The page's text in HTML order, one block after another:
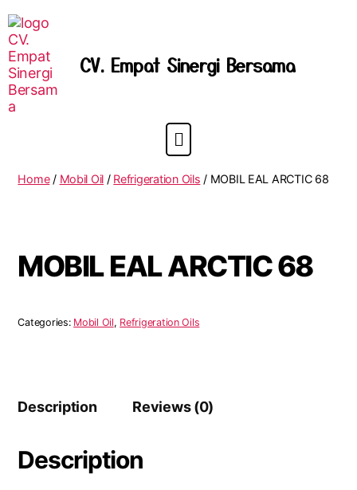
CV. Empat Sinergi Bersama
Home/ Mobil Oil / Refrigeration Oils / MOBIL EAL ARCTIC 68
MOBIL EAL ARCTIC 68
Categories: Mobil Oil, Refrigeration Oils
Description Reviews (0)
Description